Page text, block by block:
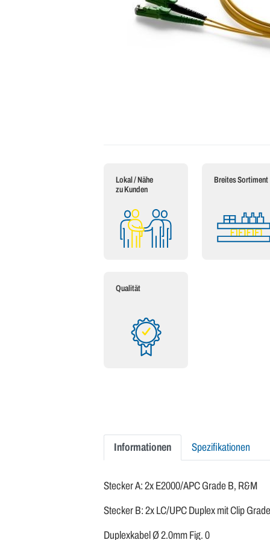
Lokal / Nähe
zu Kunden
Breites Sortiment
Qualität
Informationen Spezifikationen
Stecker A: 2x E2000/APC Grade B, R&M
Stecker B: 2x LC/UPC Duplex mit Clip
Duplexkabel Ø 2.0mm Fig. 0